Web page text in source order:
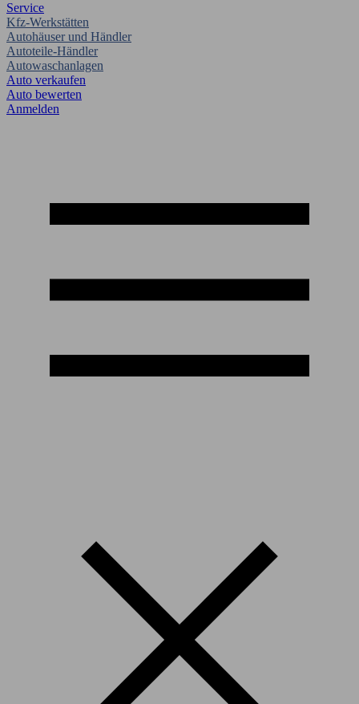
Service
Kfz-Werkstätten
Autohäuser und Händler
Autoteile-Händler
Autowaschanlagen
Auto verkaufen
Auto bewerten
Anmelden